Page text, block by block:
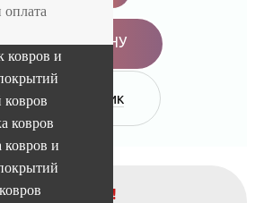
м
1
51077
quantity
В КОРЗИНУ
Купить в 1 клик
ВНИМАНИЕ!
оплата
ковров и
ковров
ковров
ковров и